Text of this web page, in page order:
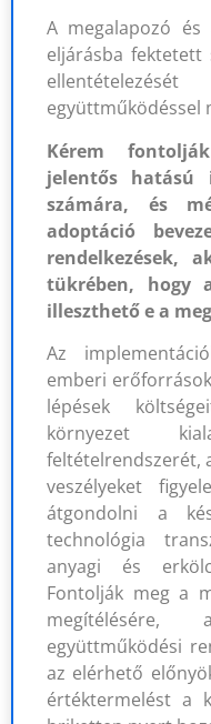
A megalapozó és
eljárásba fektetett
együttműködéssel
Kérem
jelentős hatású
számára, és
adoptáció
rendelkezések,
tükrében, hogy
illeszthető e a
Az
emberi
lépések
környezet
feltételrendszerét,
veszélyeket
átgondolni a
technológia
anyagi és
Fontolják meg a
együttműködési
az elérhető
értéktermelést a